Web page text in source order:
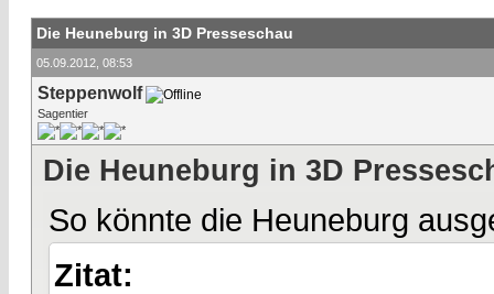
Die Heuneburg in 3D Presseschau
05.09.2012, 08:53
Steppenwolf
Sagentier
Die Heuneburg in 3D
So könnte die Heuneburg
Zitat: